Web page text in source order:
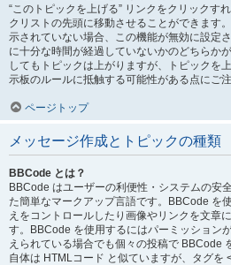
“このトピックを上げる” リンクをクリックす
クリストの先頭に移動させることができます
示されていない場合、この機能が無効に設定
に十分な時間が経過していないかのどちらか
してもトピックは上がりますが、トピックを
示板のルールに抵触する可能性がある点にご注
ページトップ
メッセージ作成とトピックの種類
BBCode とは？
BBCode はユーザーの利便性・システムの安
た簡単なマークアップ言語です。BBCode を
えをコントロールしたり画像やリンクを文章
す。BBCode を使用するにはパーミッション
えられている場合でも個々の投稿で BBCode
自体は HTMLコード と似ていますが、タグを